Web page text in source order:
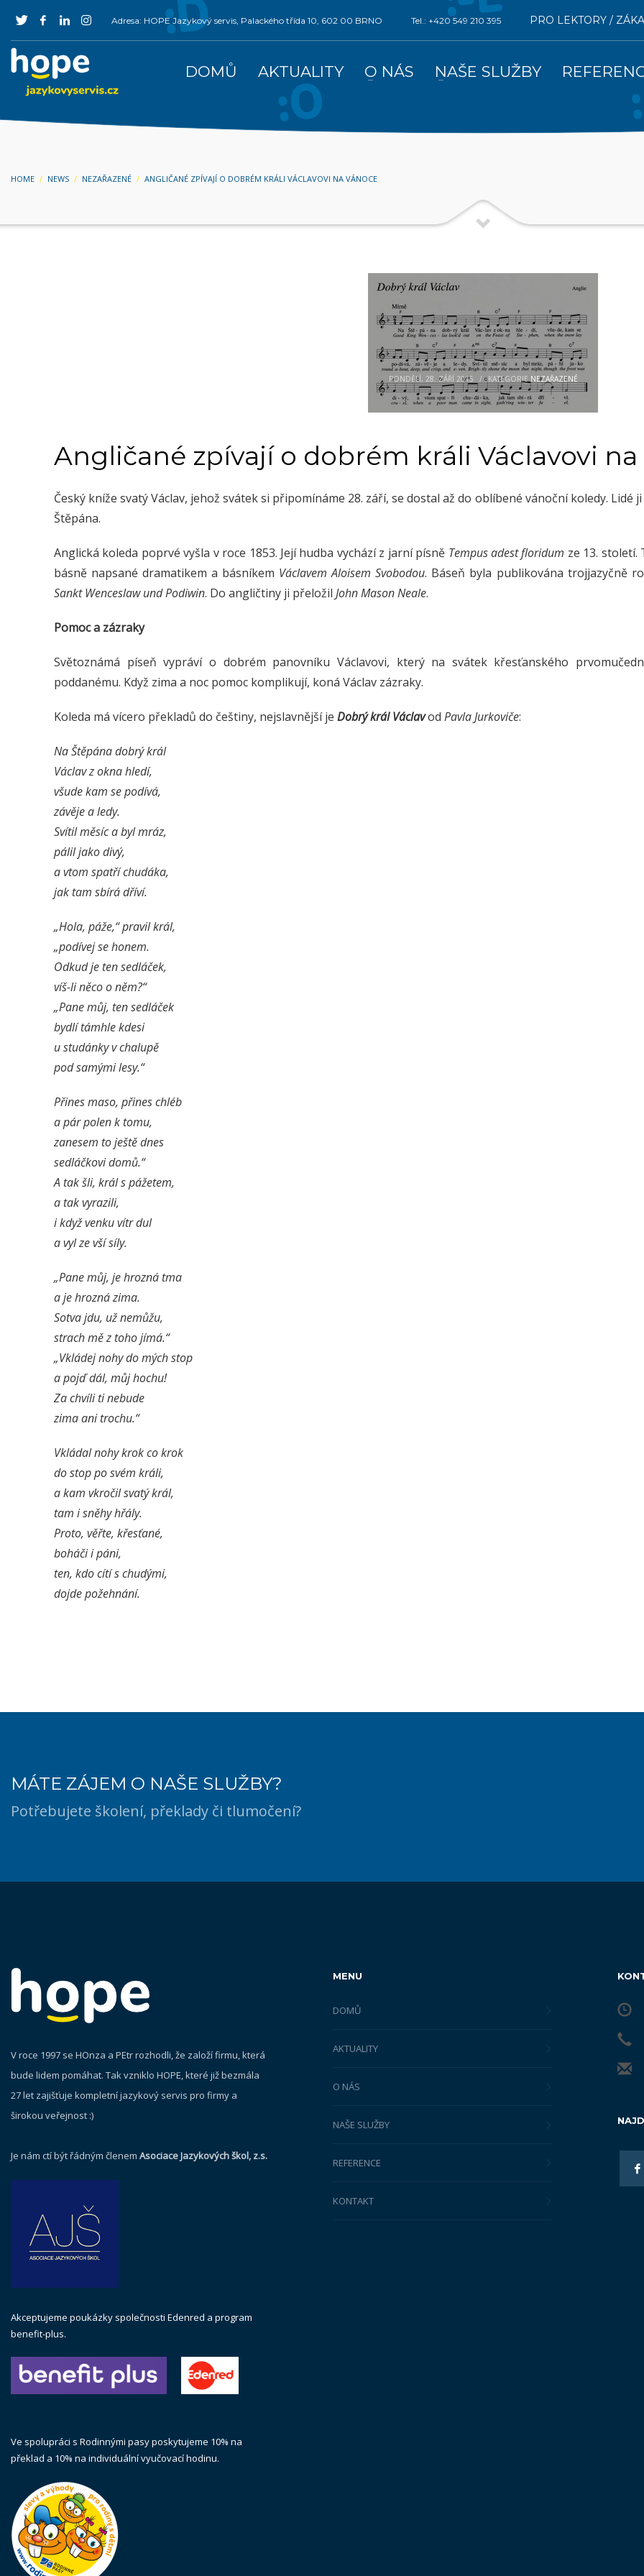
Adresa: HOPE Jazykový servis, Palackého třída 10, 602 00 BRNO Tel.: +420 549 210 395 PRO LEKTORY /
DOMŮ AKTUALITY O NÁS NAŠE SLUŽBY
HOME NEWS NEZAŘAZENÉ ANGLIČANÉ ZPÍVAJÍ O DOBRÉM KRÁLI VÁCLAVOVI NA VÁNOCE
PONDĚLÍ, 28. ZÁŘÍ 2015 / KATEGORIE NEZAŘAZENÉ
Angličané zpívají o dobrém králi Václavovi na
Český kníže svatý Václav, jehož svátek si připomínáme 28. září, se dostal až do oblíbené vánoční koledy.
Štěpána.
Anglická koleda poprvé vyšla v roce 1853. Její hudba vychází z jarní písně Tempus adest floridum ze 13. století.
básně napsané dramatikem a básníkem Václavem Aloisem Svobodou. Báseň byla publikována trojjazyčně
Sankt Wenceslaw und Podiwin. Do angličtiny ji přeložil John Mason Neale.
Pomoc a zázraky
Světoznámá píseň vypráví o dobrém panovníku Václavovi, který na svátek křesťanského
poddanému. Když zima a noc pomoc komplikují, koná Václav zázraky.
Koleda má vícero překladů do češtiny, nejslavnější je Dobrý král Václavod Pavla Jurkoviče:
Na Štěpána dobrý král
Václav z okna hledí,
všude kam se podívá,
závěje a ledy.
Svítil měsíc a byl mráz,
pálil jako divý,
a vtom spatří chudáka,
jak tam sbírá dříví.
„Hola, páže,“ pravil král,
„podívej se honem.
Odkud je ten sedláček,
víš-li něco o něm?“
„Pane můj, ten sedláček
bydlí támhle kdesi
u studánky v chalupě
pod samými lesy.“
Přines maso, přines chléb
a pár polen k tomu,
zanesem to ještě dnes
sedláčkovi domů.“
A tak šli, král s pážetem,
a tak vyrazili,
i když venku vítr dul
a vyl ze vší síly.
„Pane můj, je hrozná tma
a je hrozná zima.
Sotva jdu, už nemůžu,
strach mě z toho jímá.“
„Vkládej nohy do mých stop
a pojď dál, můj hochu!
Za chvíli ti nebude
zima ani trochu.“
Vkládal nohy krok co krok
do stop po svém králi,
a kam vkročil svatý král,
tam i sněhy hřály.
Proto, věřte, křesťané,
boháči i páni,
ten, kdo cítí s chudými,
dojde požehnání.
MÁTE ZÁJEM O NAŠE SLUŽBY?
Potřebujete školení, překlady či tlumočení?
V roce 1997 se HOnza a PEtr rozhodli, že založí firmu, která
bude lidem pomáhat. Tak vzniklo HOPE, které již bezmála
27 let zajišťuje kompletní jazykový servis pro firmy a
širokou veřejnost :)
Je nám ctí být řádným členem Asociace Jazykových škol, z.s.
Akceptujeme poukázky společnosti Edenred a program
benefit-plus.
Ve spolupráci s Rodinnými pasy poskytujeme 10% na
překlad a 10% na individuální vyučovací hodinu.
MENU
DOMŮ
AKTUALITY
O NÁS
NAŠE SLUŽBY
REFERENCE
KONTAKT